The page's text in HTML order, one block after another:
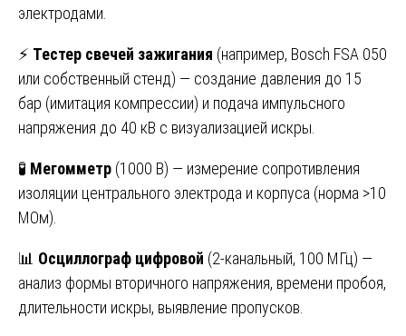
электродами.
⚡ Тестер свечей зажигания (например, Bosch FSA 050
или собственный стенд) — создание давления до 15
бар (имитация компрессии) и подача импульсного
напряжения до 40 кВ с визуализацией искры.
🧪 Мегомметр (1000 В) — измерение сопротивления
изоляции центрального электрода и корпуса (норма >10
МОм).
📊 Осциллограф цифровой (2-канальный, 100 МГц) —
анализ формы вторичного напряжения, времени пробоя,
длительности искры, выявление пропусков.